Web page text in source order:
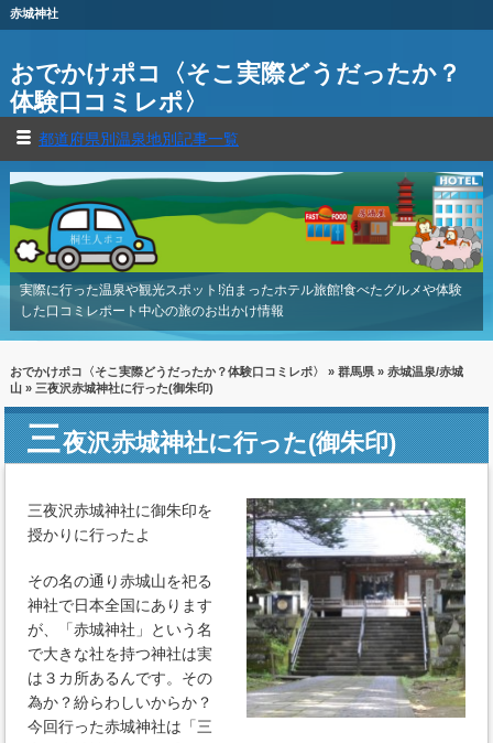
赤城神社
おでかけポコ〈そこ実際どうだったか？
体験口コミレポ〉
都道府県別温泉地別記事一覧
実際に行った温泉や観光スポット!泊まったホテル旅館!食べたグルメや体験
した口コミレポート中心の旅のお出かけ情報
おでかけポコ〈そこ実際どうだったか？体験口コミレポ〉 » 群馬県» 赤城温泉/赤城
山» 三夜沢赤城神社に行った(御朱印)
三夜沢赤城神社に行った(御朱印)
三夜沢赤城神社に御朱印を
授かりに行ったよ
その名の通り赤城山を祀る
神社で日本全国にあります
が、「赤城神社」という名
で大きな社を持つ神社は実
は３カ所あるんです。その
為か？紛らわしいからか？
今回行った赤城神社は「三